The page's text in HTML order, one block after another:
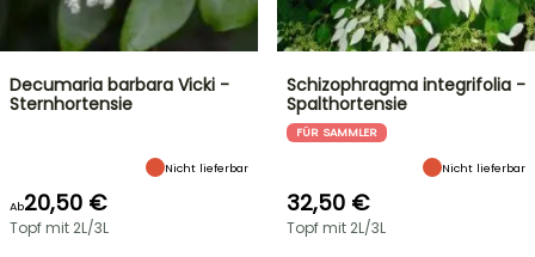
Decumaria barbara Vicki -
Sternhortensie
Nicht lieferbar
Ab20,50 €
Topf mit 2L/3L
Schizophragma integrifolia -
Spalthortensie
FÜR SAMMLER
Nicht lieferbar
32,50 €
Topf mit 2L/3L